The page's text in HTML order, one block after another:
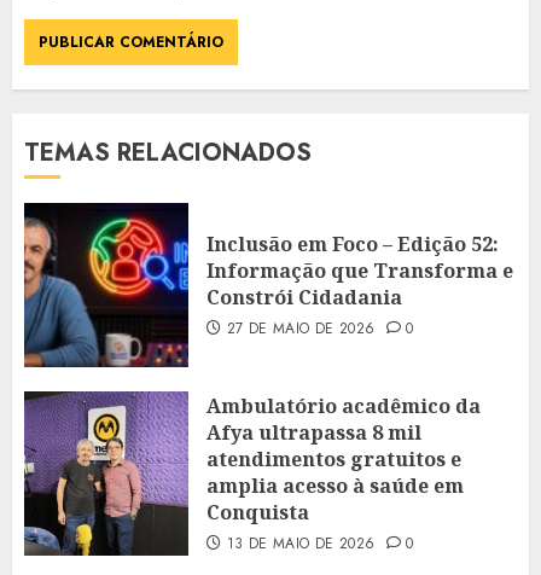
TEMAS RELACIONADOS
Inclusão em Foco – Edição 52:
Informação que Transforma e
Constrói Cidadania
27 DE MAIO DE 2026 0
Ambulatório acadêmico da
Afya ultrapassa 8 mil
atendimentos gratuitos e
amplia acesso à saúde em
Conquista
13 DE MAIO DE 2026 0